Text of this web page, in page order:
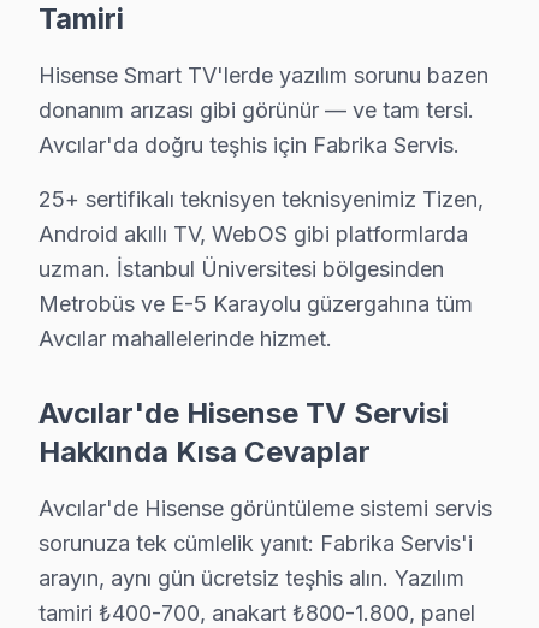
↑ Hisense Servis Ana Sayfası
↑ Avcılar TV Servis Merkezi
Avcılar Yakın İlçelerde Hisense Servisi
· Arnavutköy Hisense
· Bağcılar Hisense
· Başakşehir Hisense
· Bayrampaşa Hisense
· Beşiktaş Hisense
· Beylikdüzü Hisense
Avcılar Diğer Marka Servisleri
Tamiri
Hisense Smart TV'lerde yazılım sorunu bazen
donanım arızası gibi görünür — ve tam tersi.
Avcılar'da doğru teşhis için Fabrika Servis.
25+ sertifikalı teknisyen teknisyenimiz Tizen,
Android akıllı TV, WebOS gibi platformlarda
uzman. İstanbul Üniversitesi bölgesinden
Metrobüs ve E-5 Karayolu güzergahına tüm
Avcılar mahallelerinde hizmet.
Avcılar'de Hisense TV Servisi
Hakkında Kısa Cevaplar
Avcılar'de Hisense görüntüleme sistemi servis
sorunuza tek cümlelik yanıt: Fabrika Servis'i
arayın, aynı gün ücretsiz teşhis alın. Yazılım
tamiri ₺400-700, anakart ₺800-1.800, panel